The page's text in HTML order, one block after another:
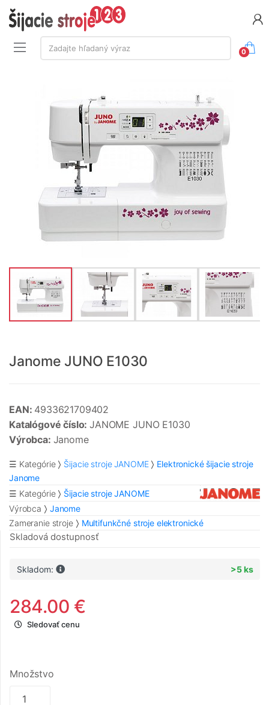
Vyhľadávanie:
Zadajte hľadaný výraz
0
Janome JUNO E1030
EAN: 4933621709402
Katalógové číslo:JANOME JUNO E1030
Výrobca: Janome
☰ Kategórie Šijacie stroje JANOME
Elektronické šijacie stroje
Janome
☰ Kategórie
Šijacie stroje JANOME
Výrobca
Janome
Zameranie stroje
Multifunkčné stroje elektronické
Skladová dostupnosť
Skladom: >5 ks
284.00 €
Sledovať cenu
Množstvo